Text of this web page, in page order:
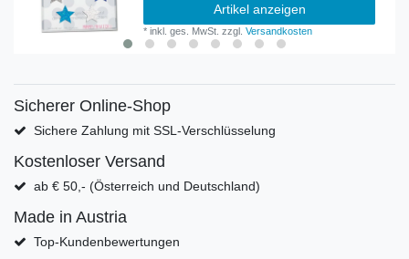
Artikel anzeigen
*inkl. ges. MwSt. zzgl.Versandkosten
Sicherer Online-Shop
Sichere Zahlung mit SSL-Verschlüsselung
Kostenloser Versand
ab € 50,- (Österreich und Deutschland)
Made in Austria
Top-Kundenbewertungen